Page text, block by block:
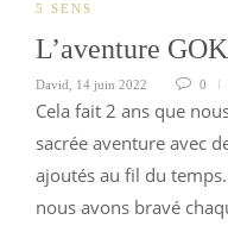
5 SENS
L’aventure
David 14 juin 2022 0
Cela fait 2 ans que
sacrée aventure avec
ajoutés au fil du
nous avons bravé